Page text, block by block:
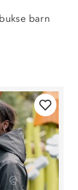
barn